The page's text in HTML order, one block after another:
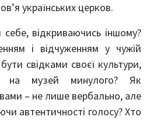
українських церков.
відкриваючись іншому?
і відчуженням у чужій
свідками своєї культури,
на музей минулого? Як
– не лише вербально, але
автентичності голосу? Хто